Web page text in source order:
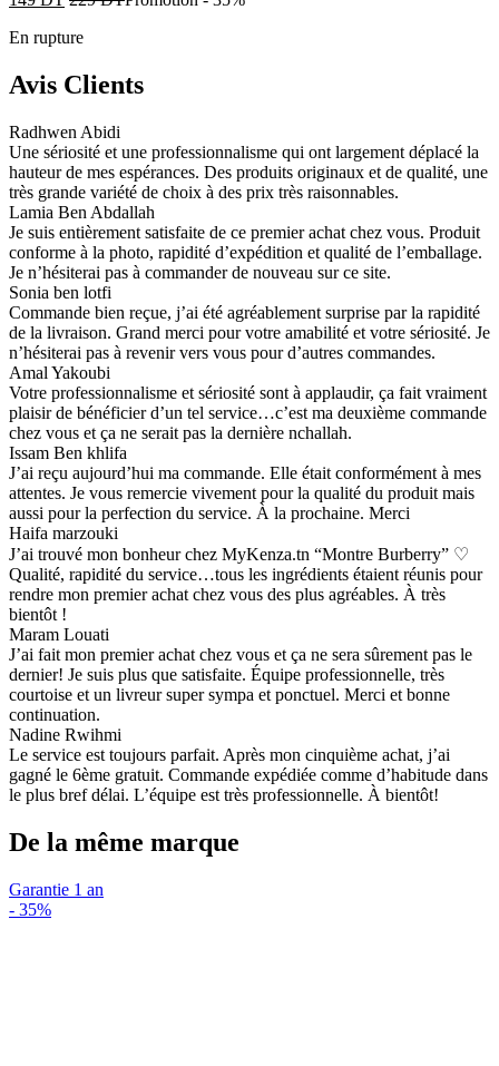
En rupture
Avis Clients
Radhwen Abidi
Une sériosité et une professionnalisme qui ont largement déplacé la
hauteur de mes espérances. Des produits originaux et de qualité, une
très grande variété de choix à des prix très raisonnables.
Lamia Ben Abdallah
Je suis entièrement satisfaite de ce premier achat chez vous. Produit
conforme à la photo, rapidité d’expédition et qualité de l’emballage.
Je n’hésiterai pas à commander de nouveau sur ce site.
Sonia ben lotfi
Commande bien reçue, j’ai été agréablement surprise par la rapidité
de la livraison. Grand merci pour votre amabilité et votre sériosité. Je
n’hésiterai pas à revenir vers vous pour d’autres commandes.
Amal Yakoubi
Votre professionnalisme et sériosité sont à applaudir, ça fait vraiment
plaisir de bénéficier d’un tel service…c’est ma deuxième commande
chez vous et ça ne serait pas la dernière nchallah.
Issam Ben khlifa
J’ai reçu aujourd’hui ma commande. Elle était conformément à mes
attentes. Je vous remercie vivement pour la qualité du produit mais
aussi pour la perfection du service. À la prochaine. Merci
Haifa marzouki
J’ai trouvé mon bonheur chez MyKenza.tn “Montre Burberry” ♡
Qualité, rapidité du service…tous les ingrédients étaient réunis pour
rendre mon premier achat chez vous des plus agréables. À très
bientôt !
Maram Louati
J’ai fait mon premier achat chez vous et ça ne sera sûrement pas le
dernier! Je suis plus que satisfaite. Équipe professionnelle, très
courtoise et un livreur super sympa et ponctuel. Merci et bonne
continuation.
Nadine Rwihmi
Le service est toujours parfait. Après mon cinquième achat, j’ai
gagné le 6ème gratuit. Commande expédiée comme d’habitude dans
le plus bref délai. L’équipe est très professionnelle. À bientôt!
De la même marque
Garantie 1 an
- 35%